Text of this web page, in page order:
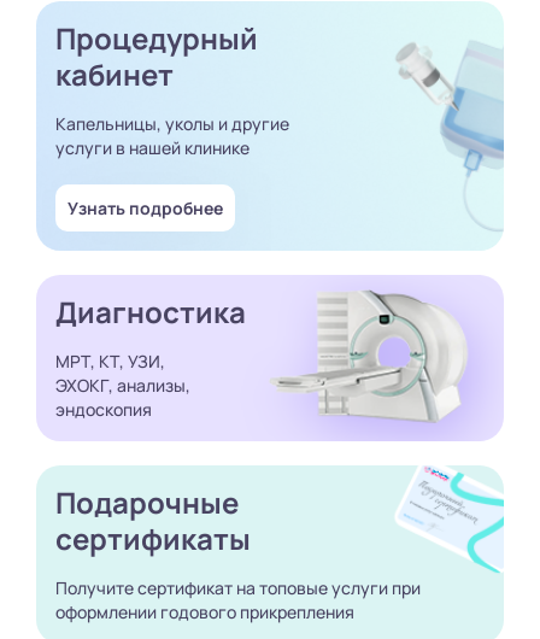
Процедурный
кабинет
Капельницы, уколы и другие
услуги в нашей клинике
Узнать подробнее
Диагностика
МРТ, КТ, УЗИ,
ЭХОКГ, анализы,
эндоскопия
Подарочные
сертификаты
Получите сертификат на топовые услуги при
оформлении годового прикрепления